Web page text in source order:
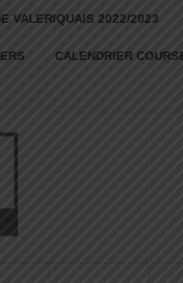
VALERIQUAIS 2022/2023
CALENDRIER